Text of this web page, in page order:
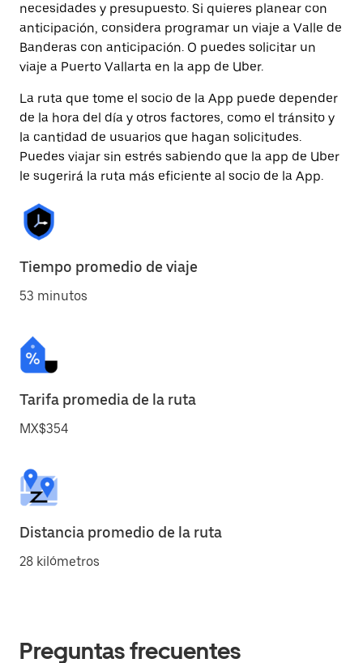
necesidades y presupuesto. Si quieres planear con
anticipación, considera programar un viaje a Valle de
Banderas con anticipación. O puedes solicitar un
viaje a Puerto Vallarta en la app de Uber.
La ruta que tome el socio de la App puede depender
de la hora del día y otros factores, como el tránsito y
la cantidad de usuarios que hagan solicitudes.
Puedes viajar sin estrés sabiendo que la app de Uber
le sugerirá la ruta más eficiente al socio de la App.
Tiempo promedio de viaje
53 minutos
Tarifa promedia de la ruta
MX$354
Distancia promedio de la ruta
28 kilómetros
Preguntas frecuentes